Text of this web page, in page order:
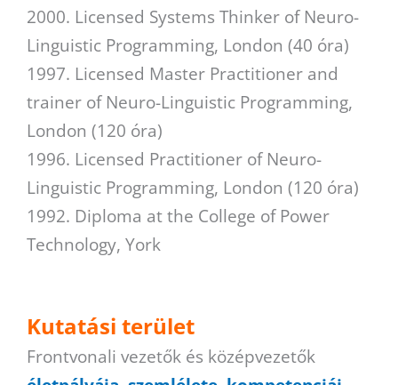
2000. Licensed Systems Thinker of Neuro-
Linguistic Programming, London (40 óra)
1997. Licensed Master Practitioner and
trainer of Neuro-Linguistic Programming,
London (120 óra)
1996. Licensed Practitioner of Neuro-
Linguistic Programming, London (120 óra)
1992. Diploma at the College of Power
Technology, York
Kutatási terület
Frontvonali vezetők és középvezetők